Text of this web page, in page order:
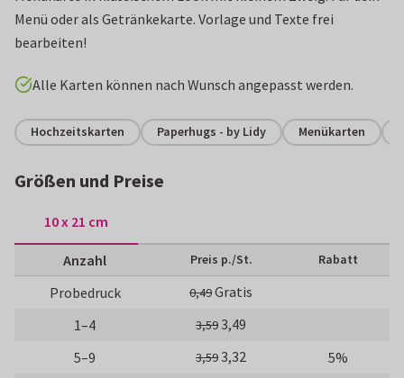
Menü oder als Getränkekarte. Vorlage und Texte frei
bearbeiten!
Alle Karten können nach Wunsch angepasst werden.
Hochzeitskarten Paperhugs - by Lidy Menükarten
Größen und Preise
10 x 21 cm
Anzahl Preis p./St. Rabatt
Probedruck 0,49Gratis
1–4
3,593,49
5–9
3,593,32
5%